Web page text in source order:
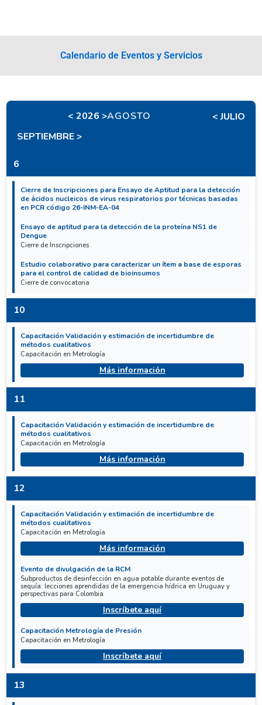
Calendario de Eventos y Servicios
< JULIO
< 2026 >AGOSTO
SEPTIEMBRE >
6
Cierre de Inscripciones para Ensayo de Aptitud para la detección
de ácidos nucleicos de virus respiratorios por técnicas basadas
en PCR código 26-INM-EA-04
Ensayo de aptitud para la detección de la proteína NS1 de
Dengue
Cierre de Inscripciones
Estudio colaborativo para caracterizar un ítem a base de esporas
para el control de calidad de bioinsumos
Cierre de convocatoria
10
Capacitación Validación y estimación de incertidumbre de
métodos cualitativos
Capacitación en Metrología
Más información
11
Capacitación Validación y estimación de incertidumbre de
métodos cualitativos
Capacitación en Metrología
Más información
12
Capacitación Validación y estimación de incertidumbre de
métodos cualitativos
Capacitación en Metrología
Más información
Evento de divulgación de la RCM
Subproductos de desinfección en agua potable durante eventos de
sequía: lecciones aprendidas de la emergencia hídrica en Uruguay y
perspectivas para Colombia
Inscríbete aquí
Capacitación Metrología de Presión
Capacitación en Metrología
Inscríbete aquí
13